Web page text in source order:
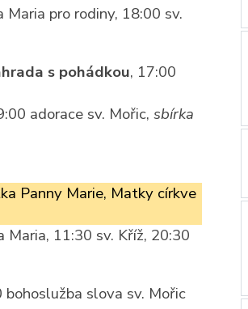
pro rodiny, 18:00 sv.
s pohádkou, 17:00
adorace sv. Mořic,sbírka
Panny Marie, Matky církve
Maria, 11:30 sv. Kříž, 20:30
bohoslužba slova sv. Mořic